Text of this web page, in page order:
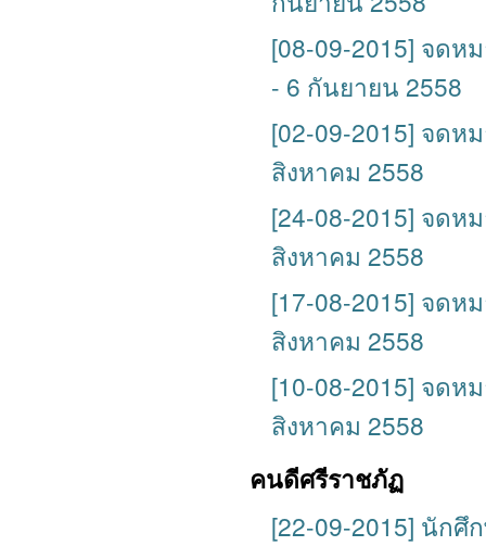
[08-09-2015] จดห
- 6 กันยายน 2558
[02-09-2015] จดห
สิงหาคม 2558
[24-08-2015] จดห
สิงหาคม 2558
[17-08-2015] จดห
สิงหาคม 2558
[10-08-2015] จดห
สิงหาคม 2558
คนดีศรีราชภัฏ
[22-09-2015] นักศึ